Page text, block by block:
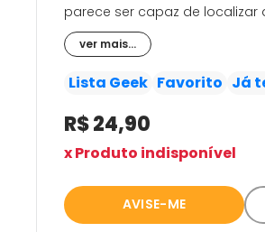
parece ser capaz de localizar
à última pessoa de quem ele
a conclusão espetacular da
nascimento do Homem de
ver mais...
Lista Geek Favorito Já
R$ 24,90
x Produto indisponível
AVISE-ME